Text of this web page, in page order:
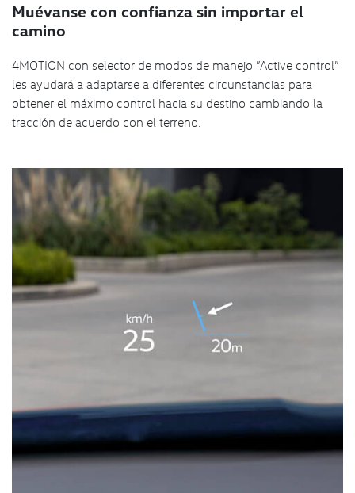
Muévanse con confianza sin importar el
camino
4MOTION con selector de modos de manejo ”Active control”
les ayudará a adaptarse a diferentes circunstancias para
obtener el máximo control hacia su destino cambiando la
tracción de acuerdo con el terreno.